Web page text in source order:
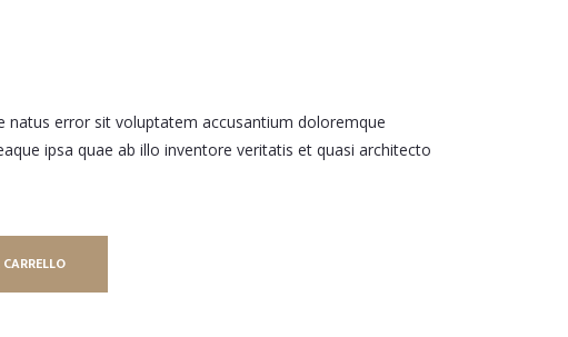
natus error sit voluptatem accusantium doloremque
ipsa quae ab illo inventore veritatis et quasi architecto